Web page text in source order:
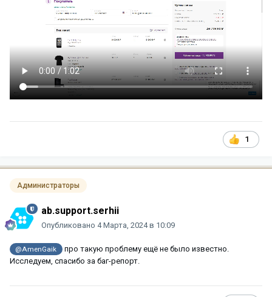
1
Администраторы
ab.support.serhii
Опубликовано 4 Марта, 2024 в 10:09
@AmenGaik
про такую проблему ещё не было известно.
Исследуем, спасибо за баг-репорт.